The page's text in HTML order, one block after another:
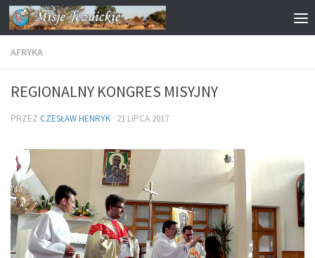
Przejdź do treści
AFRYKA
REGIONALNY KONGRES MISYJNY
PRZEZ CZESŁAW HENRYK · 21 LIPCA 2017